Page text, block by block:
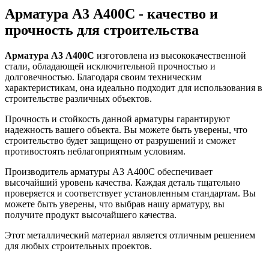
Арматура А3 А400С - качество и
прочность для строительства
Арматура А3 А400С изготовлена из высококачественной
стали, обладающей исключительной прочностью и
долговечностью. Благодаря своим техническим
характеристикам, она идеально подходит для использования в
строительстве различных объектов.
Прочность и стойкость данной арматуры гарантируют
надежность вашего объекта. Вы можете быть уверены, что
строительство будет защищено от разрушений и сможет
противостоять неблагоприятным условиям.
Производитель арматуры А3 А400С обеспечивает
высочайший уровень качества. Каждая деталь тщательно
проверяется и соответствует установленным стандартам. Вы
можете быть уверены, что выбрав нашу арматуру, вы
получите продукт высочайшего качества.
Этот металлический материал является отличным решением
для любых строительных проектов.